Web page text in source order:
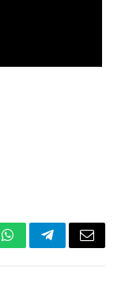
WhatsAppTelegramEmail